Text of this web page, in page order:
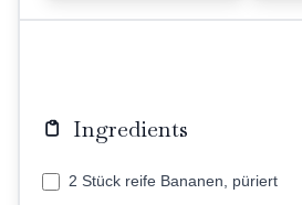
Ingredients
2 Stück reife Bananen, püriert